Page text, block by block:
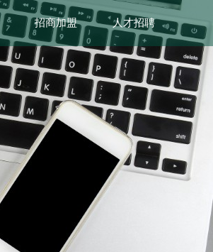
招商加盟 人才招聘